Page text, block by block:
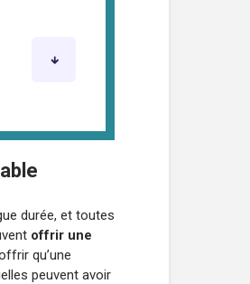
durée, et toutes
offrir une
qu’une
peuvent avoir